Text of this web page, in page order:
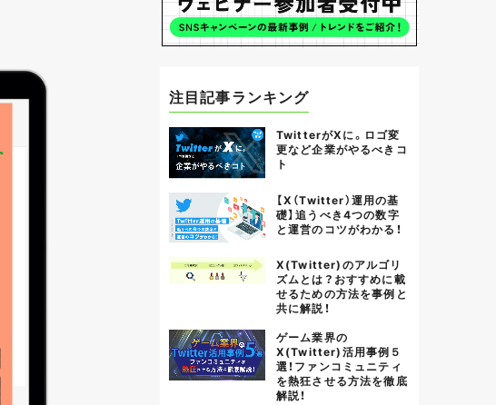
注目記事ランキング
TwitterがXに。ロゴ変
更など企業がやるべきコ
ト
【X（Twitter）運用の基
礎】追うべき4つの数字
と運営のコツがわかる！
X(Twitter)のアルゴリ
ズムとは？おすすめに載
せるための方法を事例と
共に解説！
ゲーム業界の
X(Twitter)活用事例５
選！ファンコミュニティ
を熱狂させる方法を徹底
解説！